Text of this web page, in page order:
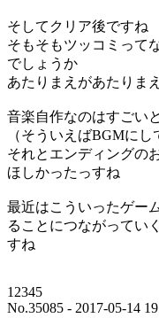
そしてクリア後ですね
そもそもツッコミって
でしょうか
あたりまえがあたりま
音楽自作なのはすごい
（そういえばBGMに
それとエンディングの
ほしかったっすね
最近はこういったゲー
ることにつながってい
すね
12345
No.35085 - 2017-05-14